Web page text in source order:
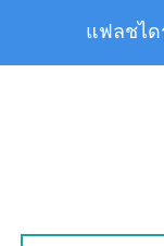
แฟลชได